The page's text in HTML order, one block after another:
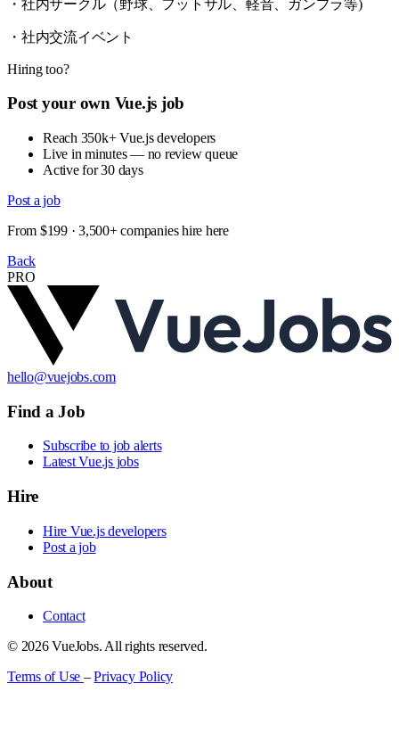
・社内サークル（野球、フットサル、軽音、ガンプラ等)
・社内交流イベント
Hiring too?
Post your own Vue.js job
Reach 350k+ Vue.js developers
Live in minutes — no review queue
Active for 30 days
Post a job
From $199 · 3,500+ companies hire here
Back
PRO
hello@vuejobs.com
Find a Job
Subscribe to job alerts
Latest Vue.js jobs
Hire
Hire Vue.js developers
Post a job
About
Contact
© 2026 VueJobs. All rights reserved.
Terms of Use –Privacy Policy